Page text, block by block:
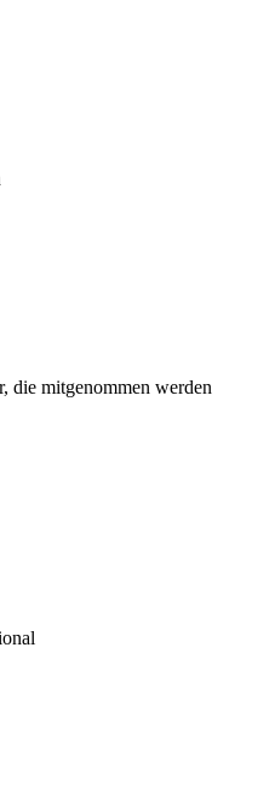
die mitgenommen werden